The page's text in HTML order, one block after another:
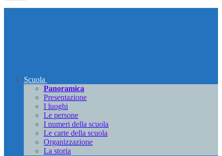
Scuola
Panoramica
Presentazione
I luoghi
Le persone
I numeri della scuola
Le carte della scuola
Organizzazione
La storia